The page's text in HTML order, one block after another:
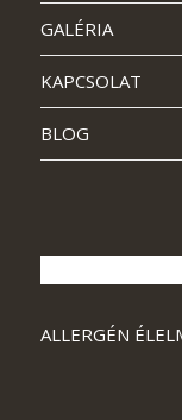
GALÉRIA
KAPCSOLAT
BLOG
ALLERGÉN